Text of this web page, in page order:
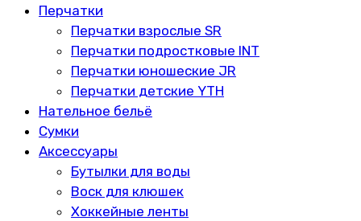
Перчатки
Перчатки взрослые SR
Перчатки подростковые INT
Перчатки юношеские JR
Перчатки детские YTH
Нательное бельё
Сумки
Аксессуары
Бутылки для воды
Воск для клюшек
Хоккейные ленты